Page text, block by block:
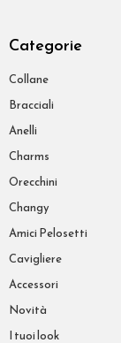
Categorie
Collane
Bracciali
Anelli
Charms
Orecchini
Changy
Amici Pelosetti
Cavigliere
Accessori
Novità
I tuoi look